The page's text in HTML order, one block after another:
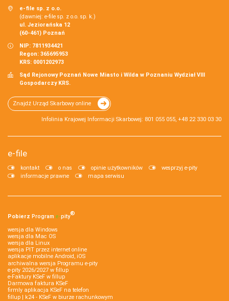
e-file sp. z o.o.
(dawniej: e-file sp. z o.o. sp. k.)
ul. Jeziorańska 12
(60-461) Poznań
NIP: 7811934421
Regon: 365695953
KRS: 0001202973
Sąd Rejonowy Poznań Nowe Miasto i Wilda w Poznaniu Wydział VIII
Gospodarczy KRS.
Znajdź Urząd Skarbowy online
Infolinia Krajowej Informacji Skarbowej: 801 055 055, +48 22 330 03 30
e-file
kontakt o nas opinie użytkowników
wesprzyj e-pity
informacje prawne
mapa serwisu
Pobierz Program e‑pity®
wersja dla Windows
wersja dla Mac OS
wersja dla Linux
wersja PIT przez internet online
aplikacje mobilne Android, iOS
archiwalna wersja Programu e-pity
e-pity 2026/2027 w fillup
e‑Faktury KSeF w fillup
Darmowa faktura KSeF
firmly aplikacja KSeF na telefon
fillup | k24 - KSeF w biurze rachunkowym